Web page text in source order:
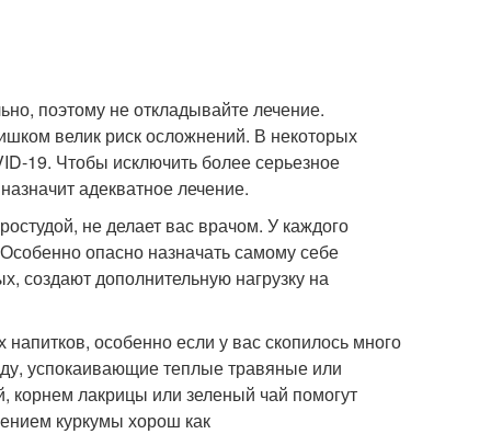
поэтому не откладывайте лечение.
велик риск осложнений. В некоторых
19. Чтобы исключить более серьезное
адекватное лечение.
не делает вас врачом. У каждого
опасно назначать самому себе
создают дополнительную нагрузку на
особенно если у вас скопилось много
успокаивающие теплые травяные или
лакрицы или зеленый чай помогут
куркумы хорош как